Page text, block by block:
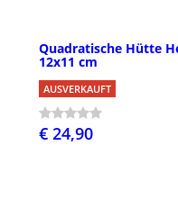
Quadratische Hütte
12x11 cm
AUSVERKAUFT
€ 24,90